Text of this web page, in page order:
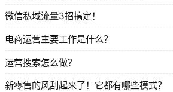
微信私域流量3招搞定！
电商运营主要工作是什么？
运营搜索怎么做？
新零售的风刮起来了！它都有哪些模式？